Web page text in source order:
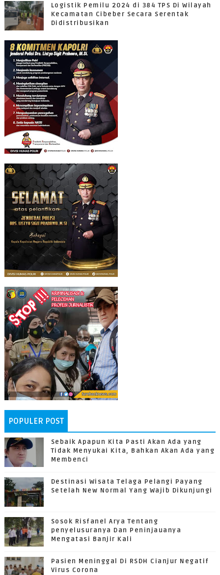
Logistik Pemilu 2024 di 384 TPS Di Wilayah
Kecamatan Cibeber Secara Serentak
Didistribusikan
POPULER POST
Sebaik Apapun Kita Pasti Akan Ada yang
Tidak Menyukai Kita, Bahkan Akan Ada yang
Membenci
Destinasi Wisata Telaga Pelangi Payang
Setelah New Normal Yang Wajib Dikunjungi
Sosok Risfanel Arya Tentang
penyelusuranya Dan Peninjauanya
Mengatasi Banjir Kali
Pasien Meninggal Di RSDH Cianjur Negatif
Virus Corona